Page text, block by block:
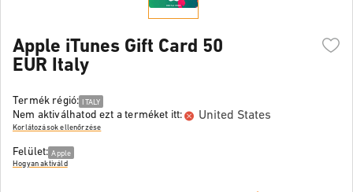
Apple iTunes Gift Card 50
EUR Italy
Termék régió: ITALY
Nem aktiválhatod ezt a terméket itt: United States
Korlátozások ellenőrzése
Felület: Apple
Hogyan aktiváld